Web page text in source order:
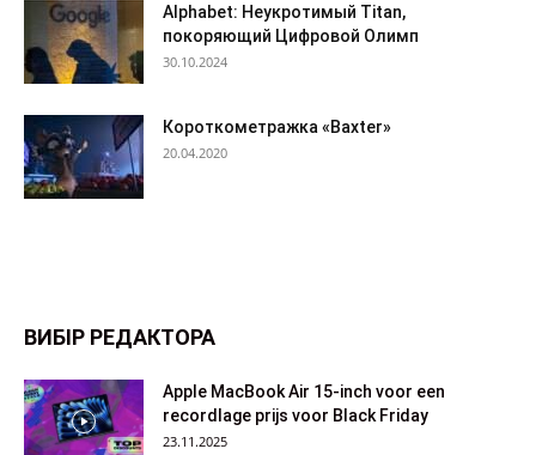
Alphabet: Неукротимый Titan,
покоряющий Цифровой Олимп
30.10.2024
Короткометражка «Baxter»
20.04.2020
ВИБІР РЕДАКТОРА
Apple MacBook Air 15-inch voor een
recordlage prijs voor Black Friday
23.11.2025